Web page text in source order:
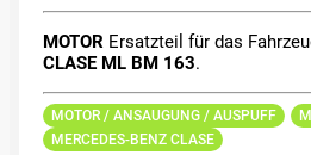
MOTORErsatzteil für das
CLASE ML BM 163.
MOTOR / ANSAUGUNG / AUSPUFF
MERCEDES-BENZ CLASE